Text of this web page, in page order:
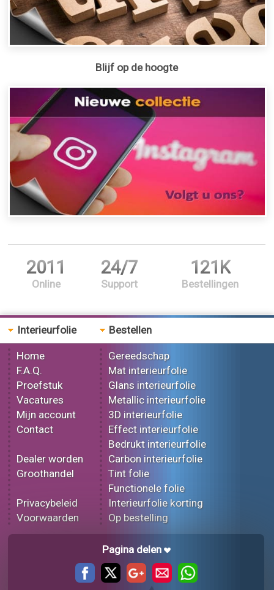
Blijf op de hoogte
2011
Online
24/7
Support
121K
Bestellingen
Interieurfolie
Home
F.A.Q.
Proefstuk
Vacatures
Mijn account
Contact
Dealer worden
Groothandel
Privacybeleid
Voorwaarden
Bestellen
Gereedschap
Mat interieurfolie
Glans interieurfolie
Metallic interieurfolie
3D interieurfolie
Effect interieurfolie
Bedrukt interieurfolie
Carbon interieurfolie
Tint folie
Functionele folie
Interieurfolie korting
Op bestelling
Pagina delen